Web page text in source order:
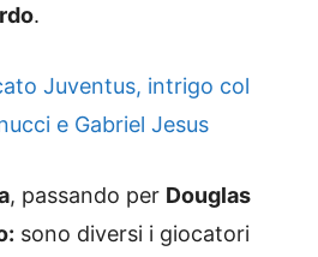
.
Juventus, intrigo col
e Gabriel Jesus
, passando per Douglas
sono diversi i giocatori